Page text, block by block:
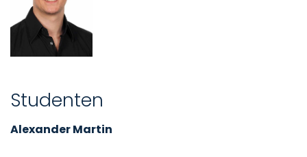
Studenten
Alexander Martin